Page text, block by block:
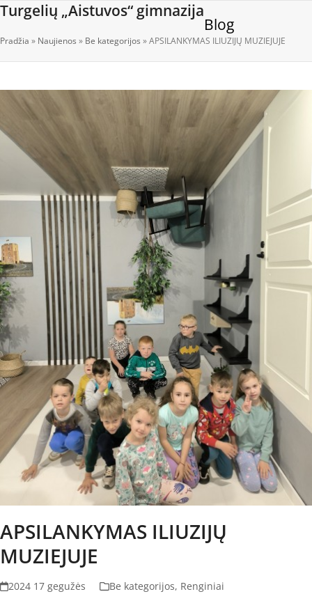
Skip
content
Turgelių „Aistuvos“ gimnazija
Open
mobile
Close
mobile
Blog
Pradžia » Naujienos » Be kategorijos »APSILANKYMAS ILIUZIJŲ MUZIEJUJE
APSILANKYMAS ILIUZIJŲ
MUZIEJUJE
2024 17 gegužės Be kategorijos, Renginiai